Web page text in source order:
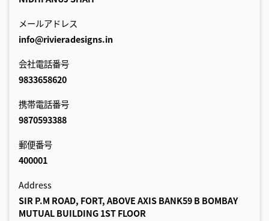
メールアドレス
info@rivieradesigns.in
会社電話番号
9833658620
携帯電話番号
9870593388
郵便番号
400001
Address
SIR P.M ROAD, FORT, ABOVE AXIS BANK59 B BOMBAY
MUTUAL BUILDING 1ST FLOOR